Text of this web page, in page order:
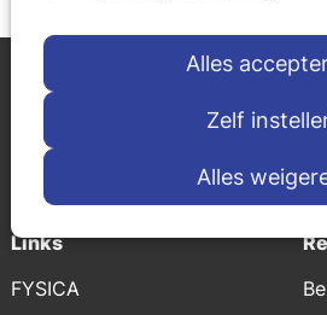
Alles
Zelf
Alles
Over ons
Contact
Aanmelden voor de
nieuwsbrief
Links
FYSICA